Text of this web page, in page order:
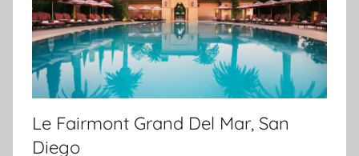
Le Fairmont Grand Del Mar, San
Diego